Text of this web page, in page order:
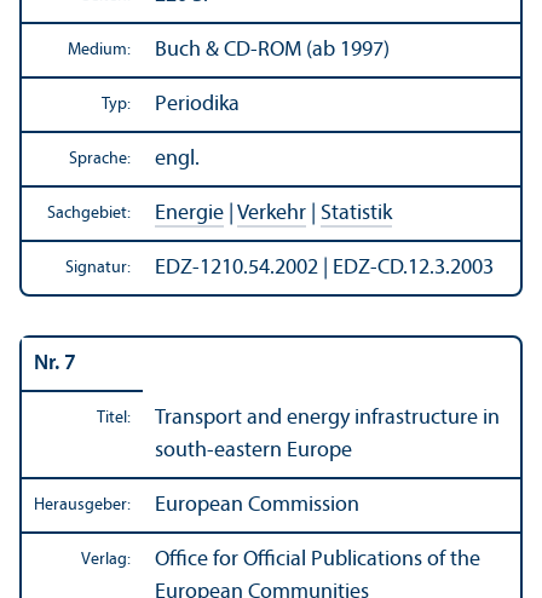
Medium: Buch & CD-ROM (ab 1997)
Typ: Periodika
Sprache: engl.
Sachgebiet: Energie Verkehr Statistik
Signatur: EDZ-1210.54.2002 | EDZ-CD.12.3.2003
Nr. 7
Titel:
Trans­port and energy infrastructure in
south-eastern Europe
Herausgeber: European Commission
Verlag:
Office for Official Publications of the
European Communities